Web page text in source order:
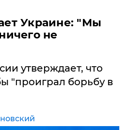
Украине: "Мы
не
утверждает, что
"проиграл борьбу в